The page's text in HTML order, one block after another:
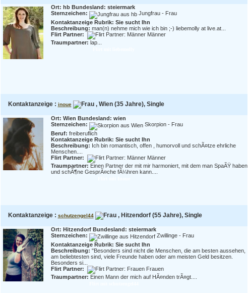
Ort: hb Bundesland: steiermark
Sternzeichen:
Jungfrau - Frau
Kontaktanzeige Rubrik: Sie sucht Ihn
Beschreibung: man(n) nehme mich wie ich bin ;-) liebemolly at live.at...
Flirt Partner:
Männer
Traumpartner: lap...
Kontaktanzeige : inoue , Wien (35 Jahre), Single
Ort: Wien Bundesland: wien
Sternzeichen:
Skorpion - Frau
Beruf: freiberuflich
Kontaktanzeige Rubrik: Sie sucht Ihn
Beschreibung: Ich bin romantisch, offen , humorvoll und schÃ¤tze ehrliche
Menschen....
Flirt Partner:
Männer
Traumpartner: Einen Partner der mit mir harmoniert, mit dem man SpaÃŸ haben
und schÃ¶ne GesprÃ¤che fÃ¼hren kann....
Kontaktanzeige : schutzengel44 , Hitzendorf (55 Jahre), Single
Ort: Hitzendorf Bundesland: steiermark
Sternzeichen:
Zwillinge - Frau
Kontaktanzeige Rubrik: Sie sucht Ihn
Beschreibung: "Besonders sind nicht die Menschen, die am besten aussehen,
am beliebtesten sind, viele Freunde haben oder am meisten Geld besitzen.
Besonders si...
Flirt Partner:
Frauen
Traumpartner: Einen Mann der mich auf HÃ¤nden trÃ¤gt....